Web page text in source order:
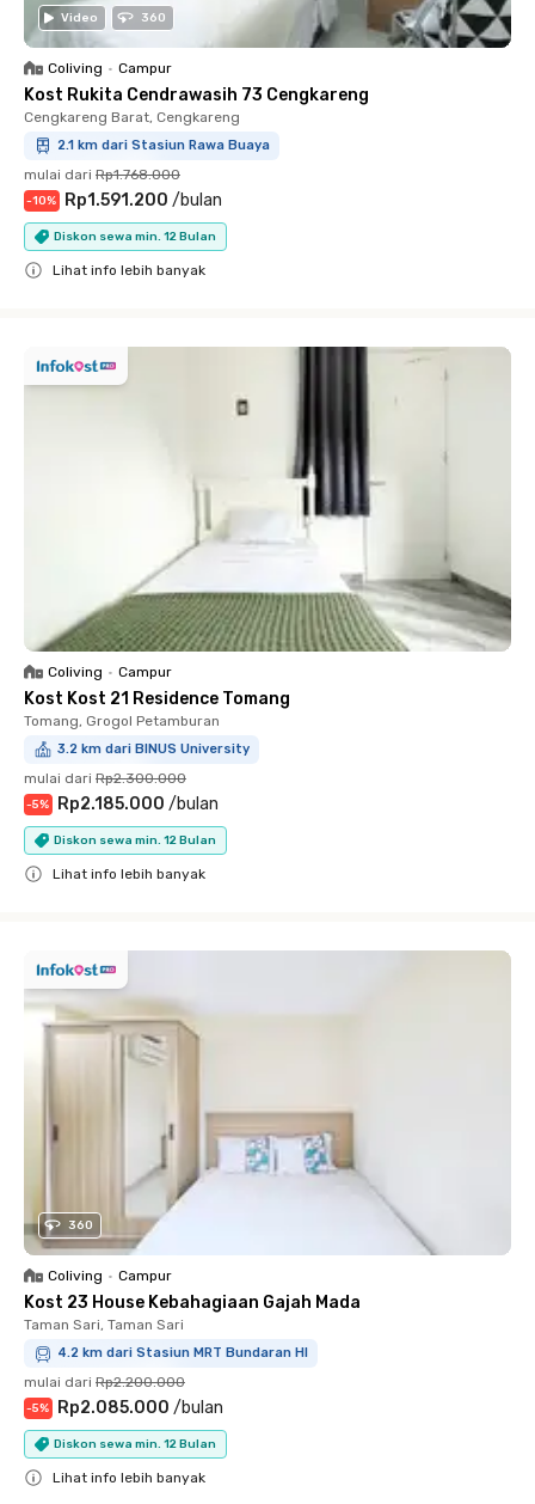
Video 360
Coliving • Campur
Kost Rukita Cendrawasih 73 Cengkareng
Cengkareng Barat, Cengkareng
2.1 km dari Stasiun Rawa Buaya
mulai dari Rp1.768.000
-10% Rp1.591.200 /bulan
Diskon sewa min. 12 Bulan
Lihat info lebih banyak
Coliving • Campur
Kost Kost 21 Residence Tomang
Tomang, Grogol Petamburan
3.2 km dari BINUS University
mulai dari Rp2.300.000
-5% Rp2.185.000 /bulan
Diskon sewa min. 12 Bulan
Lihat info lebih banyak
360
Coliving • Campur
Kost 23 House Kebahagiaan Gajah Mada
Taman Sari, Taman Sari
4.2 km dari Stasiun MRT Bundaran HI
mulai dari Rp2.200.000
-5% Rp2.085.000 /bulan
Diskon sewa min. 12 Bulan
Lihat info lebih banyak